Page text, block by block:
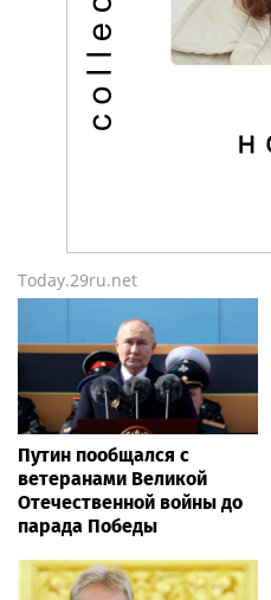
Today.29ru.net
Путин пообщался с
ветеранами Великой
Отечественной войны до
парада Победы